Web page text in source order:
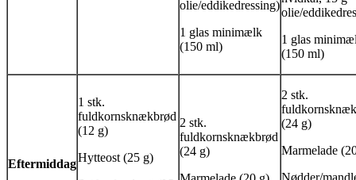
olie/eddikedressing)
1 glas minimælk
(150 ml)
olie/
1 glas
(150 ml)
Eftermiddag
1 stk.
fuldkornsknækbrød
(12 g)
Hytteost (25 g)
2 stk.
fuldkornsknækbrød
(24 g)
2 stk.
(24 g)
Marmelade